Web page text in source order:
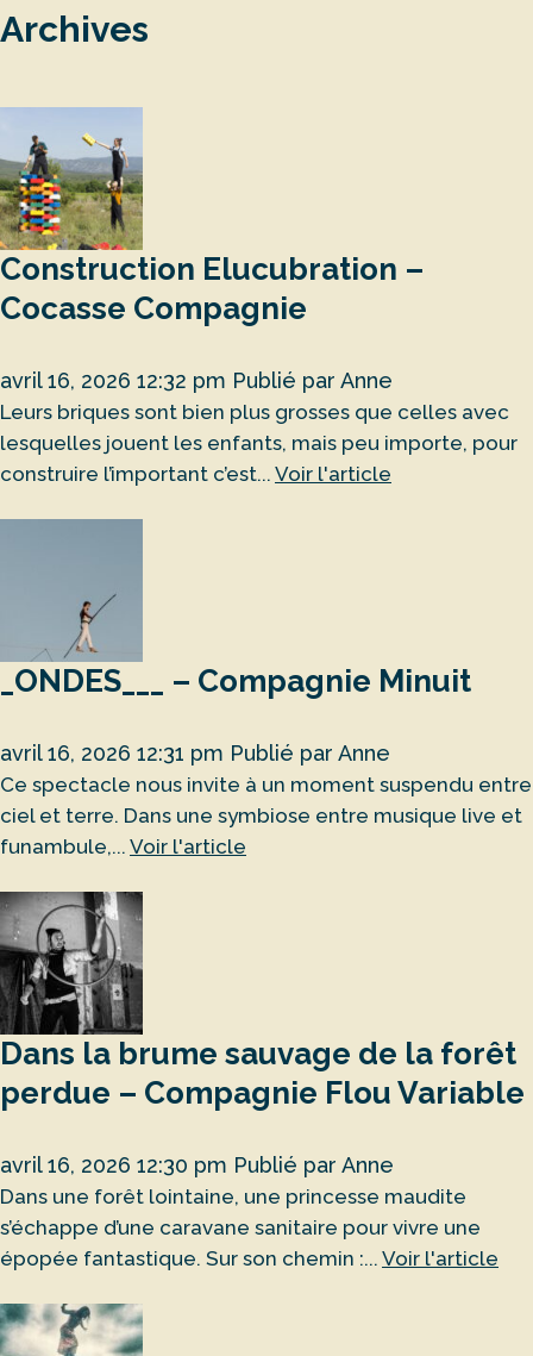
Archives
Construction Elucubration –
Cocasse Compagnie
avril 16, 2026 12:32 pm Publié par Anne
Leurs briques sont bien plus grosses que celles avec
lesquelles jouent les enfants, mais peu importe, pour
construire l’important c’est... Voir l'article
_ONDES___ – Compagnie Minuit
avril 16, 2026 12:31 pm Publié par Anne
Ce spectacle nous invite à un moment suspendu entre
ciel et terre. Dans une symbiose entre musique live et
funambule,... Voir l'article
Dans la brume sauvage de la forêt
perdue – Compagnie Flou Variable
avril 16, 2026 12:30 pm Publié par Anne
Dans une forêt lointaine, une princesse maudite
s’échappe d’une caravane sanitaire pour vivre une
épopée fantastique. Sur son chemin :... Voir l'article